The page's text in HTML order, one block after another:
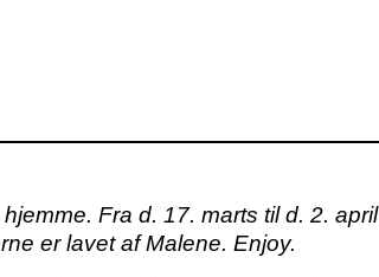
Fra d. 17. marts til d. 2.
er lavet afMalene. Enjoy.